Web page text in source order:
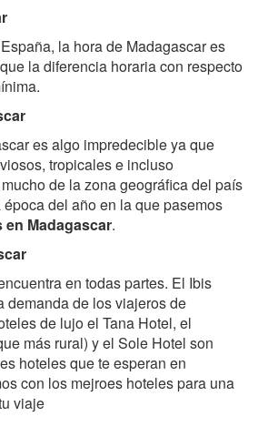
la hora de Madagascar es
la diferencia horaria con respecto
es algo impredecible ya que
tropicales e incluso
de la zona geográfica del país
del año en la que pasemos
Madagascar.
en todas partes. El Ibis
demanda de los viajeros de
de lujo el Tana Hotel, el
más rural) y el Sole Hotel son
hoteles que te esperan en
con los mejroes hoteles para una
viaje